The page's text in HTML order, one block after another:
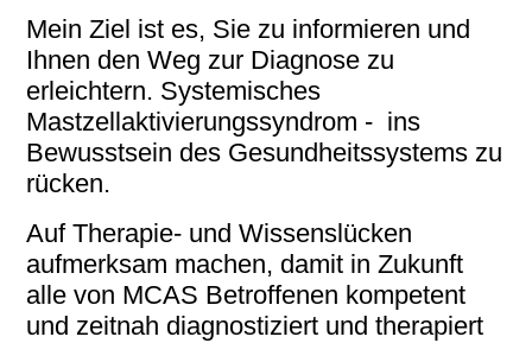
Mein Ziel ist es, Sie zu informieren und
Ihnen den Weg zur Diagnose zu
erleichtern. Systemisches
Mastzellaktivierungssyndrom - ins
Bewusstsein des Gesundheitssystems zu
rücken.
Auf Therapie- und Wissenslücken
aufmerksam machen, damit in Zukunft
alle von MCAS Betroffenen kompetent
und zeitnah diagnostiziert und therapiert